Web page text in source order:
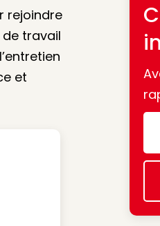
rejoindre
travail
et